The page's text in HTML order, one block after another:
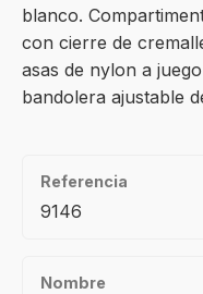
blanco.
con cierre de
asas de nylon a
bandolera ajustable
Referencia
9146
Nombre